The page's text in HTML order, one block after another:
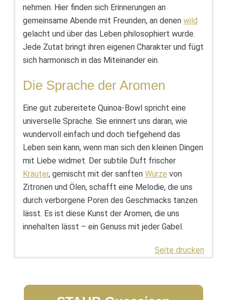
nehmen. Hier finden sich Erinnerungen an
gemeinsame Abende mit Freunden, an denen wild
gelacht und über das Leben philosophiert wurde.
Jede Zutat bringt ihren eigenen Charakter und fügt
sich harmonisch in das Miteinander ein.
Die Sprache der Aromen
Eine gut zubereitete Quinoa-Bowl spricht eine
universelle Sprache. Sie erinnert uns daran, wie
wundervoll einfach und doch tiefgehend das
Leben sein kann, wenn man sich den kleinen Dingen
mit Liebe widmet. Der subtile Duft frischer
Kräuter, gemischt mit der sanften Würze von
Zitronen und Ölen, schafft eine Melodie, die uns
durch verborgene Poren des Geschmacks tanzen
lässt. Es ist diese Kunst der Aromen, die uns
innehalten lässt – ein Genuss mit jeder Gabel.
Seite drucken